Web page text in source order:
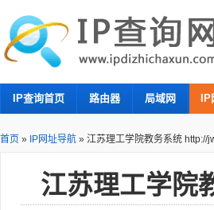
IP查询首页 路由器 局域网
首页 » IP网址导航 » 江苏理工学院教务系统 http://
江苏理工学院